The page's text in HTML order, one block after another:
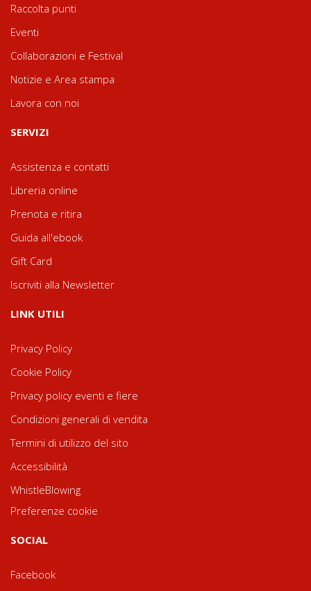
Raccolta punti
Eventi
Collaborazioni e Festival
Notizie e Area stampa
Lavora con noi
SERVIZI
Assistenza e contatti
Libreria online
Prenota e ritira
Guida all'ebook
Gift Card
Iscriviti alla Newsletter
LINK UTILI
Privacy Policy
Cookie Policy
Privacy policy eventi e fiere
Condizioni generali di vendita
Termini di utilizzo del sito
Accessibilità
WhistleBlowing
Preferenze cookie
SOCIAL
Facebook